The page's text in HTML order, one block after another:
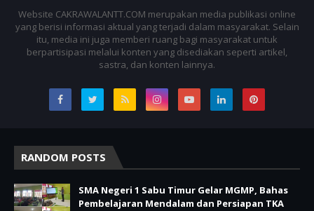
Website CAKRAWALANTT.COM merupakan media publikasi online
yang berisi informasi aktual yang terjadi dalam masyarakat. Selain
itu, media ini juga memberi ruang bagi masyarakat untuk
berpartisipasi melalui konten yang disediakan seperti artikel,
sastra, dan konten lainnya.
RANDOM POSTS
SMA Negeri 1 Sabu Timur Gelar MGMP, Bahas
Pembelajaran Mendalam dan Persiapan TKA